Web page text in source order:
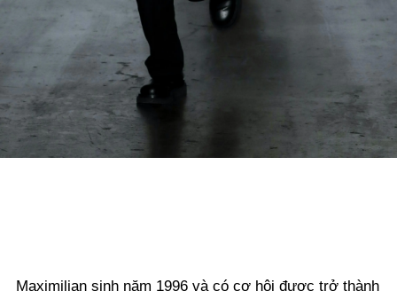
Maximilian sinh năm 1996 và có cơ hội được trở thành